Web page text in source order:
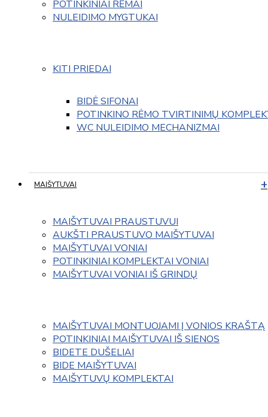
POTINKINIAI RĖMAI
NULEIDIMO MYGTUKAI
KITI PRIEDAI
BIDĖ SIFONAI
POTINKINO RĖMO TVIRTINIMŲ
WC NULEIDIMO MECHANIZMAI
MAIŠYTUVAI
MAIŠYTUVAI PRAUSTUVUI
AUKŠTI PRAUSTUVO MAIŠYTUVAI
MAIŠYTUVAI VONIAI
POTINKINIAI KOMPLEKTAI VONIAI
MAIŠYTUVAI VONIAI IŠ GRINDŲ
MAIŠYTUVAI MONTUOJAMI Į VONIOS KRAŠTĄ
POTINKINIAI MAIŠYTUVAI IŠ SIENOS
BIDETE DUŠELIAI
BIDE MAIŠYTUVAI
MAIŠYTUVŲ KOMPLEKTAI